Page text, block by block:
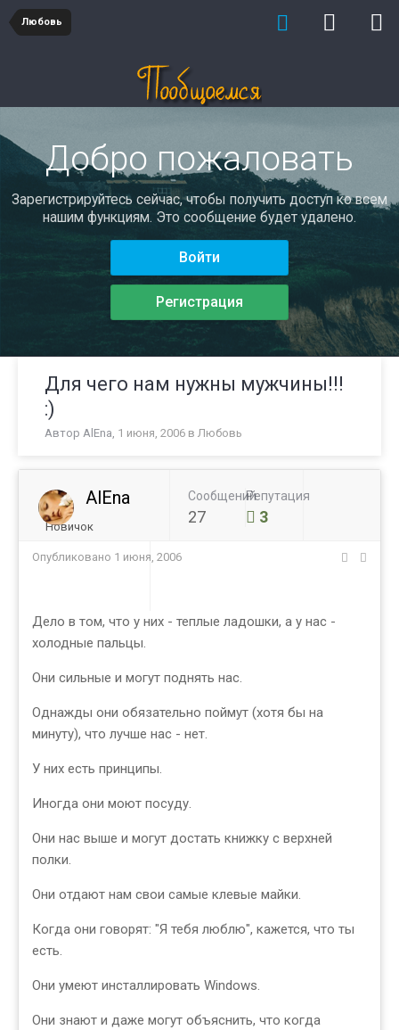
Любовь
Добро пожаловать
Зарегистрируйтесь сейчас, чтобы получить доступ ко всем
нашим функциям. Это сообщение будет удалено.
Войти
Регистрация
Для чего нам нужны мужчины!!!
:)
Автор AlEna, 1 июня, 2006 в Любовь
AlEna
Новичок
Сообщений
27
Репутация
3
Опубликовано 1 июня, 2006
Дело в том, что у них - теплые ладошки, а у нас -
холодные пальцы.
Они сильные и могут поднять нас.
Однажды они обязательно поймут (хотя бы на
минуту), что лучше нас - нет.
У них есть принципы.
Иногда они моют посуду.
Они нас выше и могут достать книжку с верхней
полки.
Они отдают нам свои самые клевые майки.
Когда они говорят: "Я тебя люблю", кажется, что ты
есть.
Они умеют инсталлировать Windows.
Они знают и даже могут объяснить, что когда